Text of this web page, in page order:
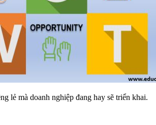
lẻ mà doanh nghiệp đang hay sẽ triển khai.